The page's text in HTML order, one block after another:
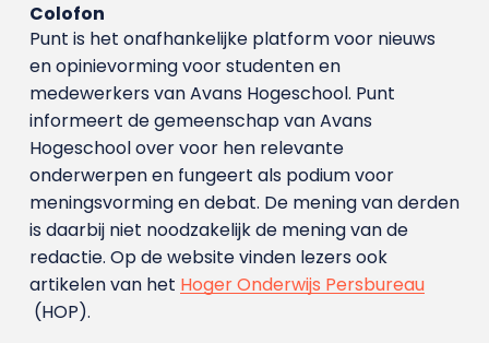
Colofon
Punt is het onafhankelijke platform voor nieuws
en opinievorming voor studenten en
medewerkers van Avans Hoge­school. Punt
informeert de gemeenschap van Avans
Hogeschool over voor hen relevante
onderwerpen en fungeert als podium voor
meningsvorming en debat. De mening van derden
is daarbij niet noodzakelijk de mening van de
redactie. Op de website vinden lezers ook
artikelen van het Hoger Onderwijs Persbureau
(HOP).